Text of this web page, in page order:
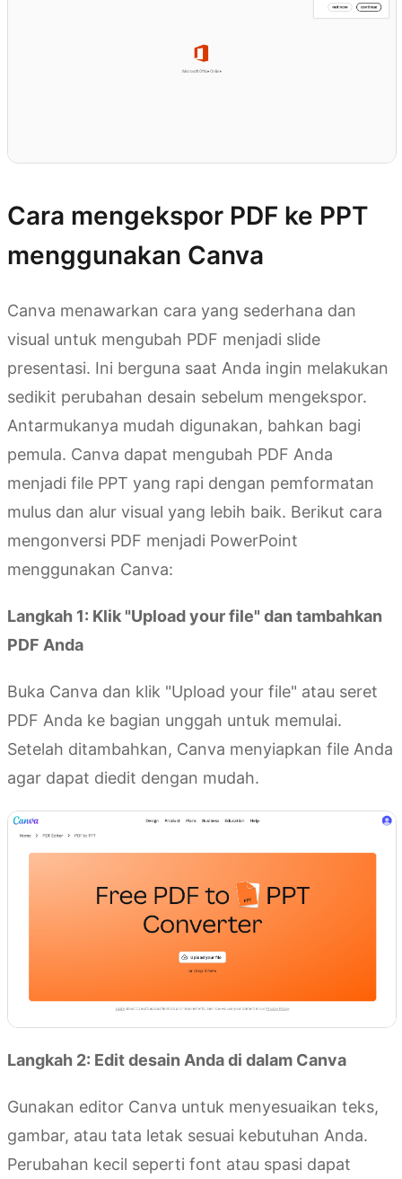
Cara mengekspor PDF ke PPT
menggunakan Canva
Canva menawarkan cara yang sederhana dan
visual untuk mengubah PDF menjadi slide
presentasi. Ini berguna saat Anda ingin melakukan
sedikit perubahan desain sebelum mengekspor.
Antarmukanya mudah digunakan, bahkan bagi
pemula. Canva dapat mengubah PDF Anda
menjadi file PPT yang rapi dengan pemformatan
mulus dan alur visual yang lebih baik. Berikut cara
mengonversi PDF menjadi PowerPoint
menggunakan Canva:
Langkah 1: Klik "Upload your file" dan tambahkan
PDF Anda
Buka Canva dan klik "Upload your file" atau seret
PDF Anda ke bagian unggah untuk memulai.
Setelah ditambahkan, Canva menyiapkan file Anda
agar dapat diedit dengan mudah.
Langkah 2: Edit desain Anda di dalam Canva
Gunakan editor Canva untuk menyesuaikan teks,
gambar, atau tata letak sesuai kebutuhan Anda.
Perubahan kecil seperti font atau spasi dapat